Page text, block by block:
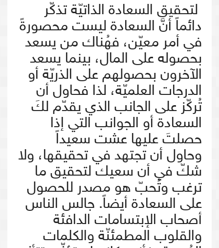
لتحقيق السعادة الذاتيّة تذكّر
دائماً أنَّ السعادة ليست محصورةً
في أمر معيّن، فهُناك من يسعد
بحصوله على المال، بينما يسعد
الآخرون بحصولهم على الذريّة أو
الدرجات العلميّة، لذا فحاول أن
تُركّز على الجانب الذي يقدّم لكَ
السعادة أو الجوانب التي إذا
حصلتَ عليها عشت سعيداً
وحاول أن تجتهد في تحقيقها، ولا
شكّ في أن سعيك لتحقيق ما
ترغب وتُحبّ هو مصدر للحصول
على السعادة أيضاً. جالس الناس
أصحاب الإبتسامات الدافئة
والقلوب المطمئنّة والكلمات